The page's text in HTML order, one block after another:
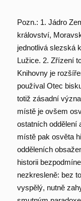
Pozn.: 1. Jádro
království,
jednotlivá slezská
Lužice. 2. Zřízení
Knihovny je
používal Otec
totiž zásadní
místě je ovšem
ostatních oddělení
místě pak osvěta
odděleních
historii
nezkresleně: bez
vyspělý, nutně